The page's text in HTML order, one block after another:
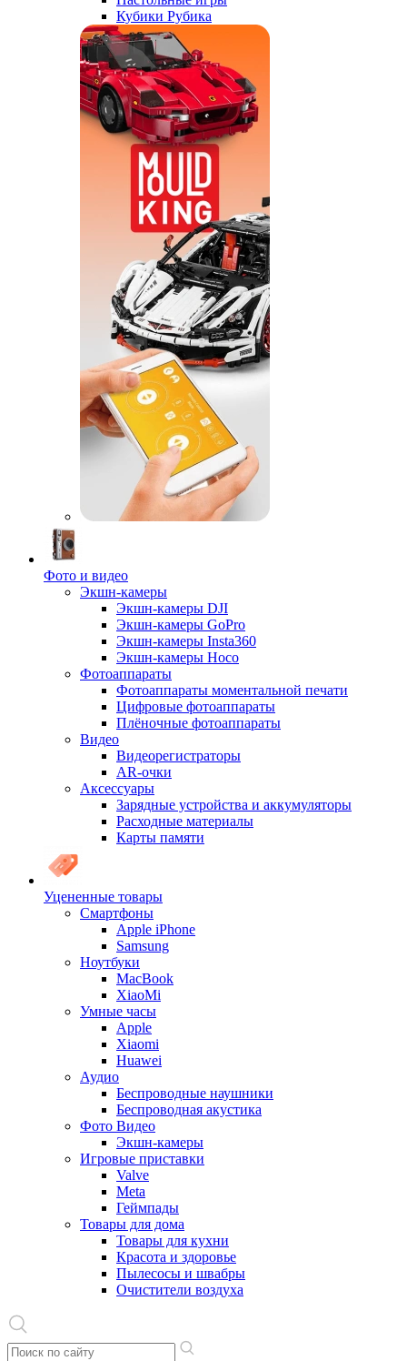
Кубики Рубика
Фото и видео
Экшн-камеры
Экшн-камеры DJI
Экшн-камеры GoPro
Экшн-камеры Insta360
Экшн-камеры Hoco
Фотоаппараты
Фотоаппараты моментальной печати
Цифровые фотоаппараты
Плёночные фотоаппараты
Видео
Видеорегистраторы
AR-очки
Аксессуары
Зарядные устройства и аккумуляторы
Расходные материалы
Карты памяти
Уцененные товары
Cмартфоны
Apple iPhone
Samsung
Ноутбуки
MacBook
XiaoMi
Умные часы
Apple
Xiaomi
Huawei
Аудио
Беспроводные наушники
Беспроводная акустика
Фото Видео
Экшн-камеры
Игровые приставки
Valve
Meta
Геймпады
Товары для дома
Товары для кухни
Красота и здоровье
Пылесосы и швабры
Очистители воздуха